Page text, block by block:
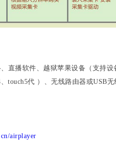
直播软件、越狱苹果设备（支持设
touch5代 ）、无线路由器或USB
airplayer